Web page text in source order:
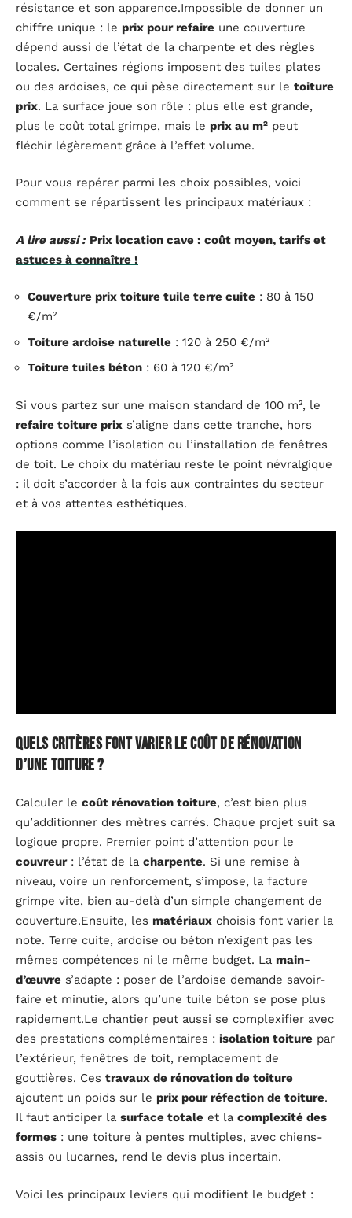
résistance et son apparence.Impossible de donner un
chiffre unique : le prix pour refaire une couverture
dépend aussi de l’état de la charpente et des règles
locales. Certaines régions imposent des tuiles plates
ou des ardoises, ce qui pèse directement sur le toiture
prix. La surface joue son rôle : plus elle est grande,
plus le coût total grimpe, mais le prix au m² peut
fléchir légèrement grâce à l’effet volume.
Pour vous repérer parmi les choix possibles, voici
comment se répartissent les principaux matériaux :
A lire aussi : Prix location cave : coût moyen, tarifs et
astuces à connaître !
Couverture prix toiture tuile terre cuite : 80 à 150
€/m²
Toiture ardoise naturelle : 120 à 250 €/m²
Toiture tuiles béton : 60 à 120 €/m²
Si vous partez sur une maison standard de 100 m², le
refaire toiture prix s’aligne dans cette tranche, hors
options comme l’isolation ou l’installation de fenêtres
de toit. Le choix du matériau reste le point névralgique
: il doit s’accorder à la fois aux contraintes du secteur
et à vos attentes esthétiques.
Quels critères font varier le coût de rénovation
d’une toiture ?
Calculer le coût rénovation toiture, c’est bien plus
qu’additionner des mètres carrés. Chaque projet suit sa
logique propre. Premier point d’attention pour le
couvreur: l’état de la charpente. Si une remise à
niveau, voire un renforcement, s’impose, la facture
grimpe vite, bien au-delà d’un simple changement de
couverture.Ensuite, les matériaux choisis font varier la
note. Terre cuite, ardoise ou béton n’exigent pas les
mêmes compétences ni le même budget. La main-
d’œuvre s’adapte : poser de l’ardoise demande savoir-
faire et minutie, alors qu’une tuile béton se pose plus
rapidement.Le chantier peut aussi se complexifier avec
des prestations complémentaires : isolation toiture par
l’extérieur, fenêtres de toit, remplacement de
gouttières. Ces travaux de rénovation de toiture
ajoutent un poids sur le prix pour réfection de toiture.
Il faut anticiper la surface totale et la complexité des
formes : une toiture à pentes multiples, avec chiens-
assis ou lucarnes, rend le devis plus incertain.
Voici les principaux leviers qui modifient le budget :